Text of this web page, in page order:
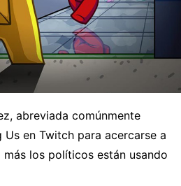
abreviada comúnmente
Us en Twitch para acercarse a
los políticos están usando